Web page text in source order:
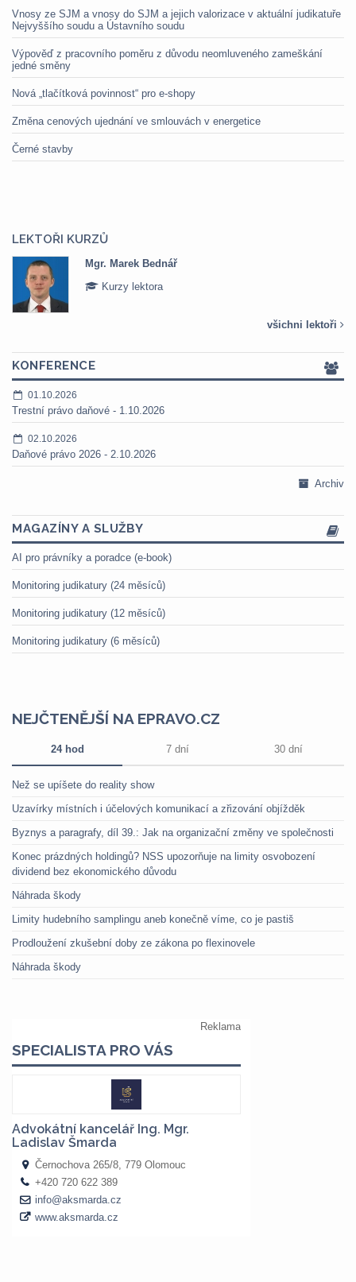
Vnosy ze SJM a vnosy do SJM a jejich valorizace v aktuální judikatuře
Nejvyššího soudu a Ústavního soudu
Výpověď z pracovního poměru z důvodu neomluveného zameškání
jedné směny
Nová „tlačítková povinnost“ pro e-shopy
Změna cenových ujednání ve smlouvách v energetice
Černé stavby
LEKTOŘI KURZŮ
Mgr. Marek Bednář
Kurzy lektora
všichni lektoři
KONFERENCE
01.10.2026
Trestní právo daňové - 1.10.2026
02.10.2026
Daňové právo 2026 - 2.10.2026
Archiv
MAGAZÍNY A SLUŽBY
AI pro právníky a poradce (e-book)
Monitoring judikatury (24 měsíců)
Monitoring judikatury (12 měsíců)
Monitoring judikatury (6 měsíců)
NEJČTENĚJŠÍ NA EPRAVO.CZ
24 hod 7 dní 30 dní
Než se upíšete do reality show
Uzavírky místních i účelových komunikací a zřizování objížděk
Byznys a paragrafy, díl 39.: Jak na organizační změny ve společnosti
Konec prázdných holdingů? NSS upozorňuje na limity osvobození
dividend bez ekonomického důvodu
Náhrada škody
Limity hudebního samplingu aneb konečně víme, co je pastiš
Prodloužení zkušební doby ze zákona po flexinovele
Náhrada škody